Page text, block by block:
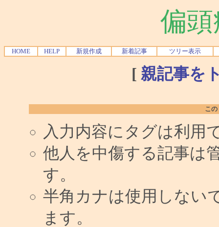
偏
HOME HELP 新規作成 新着記事 ツリー表示
[ 親記事を
こ
入力内容にタグは利用
他人を中傷する記事は
す。
半角カナは使用しない
ます。